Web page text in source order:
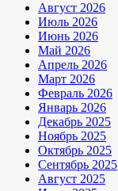
Август 2026
Июль 2026
Июнь 2026
Май 2026
Апрель 2026
Март 2026
Февраль 2026
Январь 2026
Декабрь 2025
Ноябрь 2025
Октябрь 2025
Сентябрь 2025
Август 2025